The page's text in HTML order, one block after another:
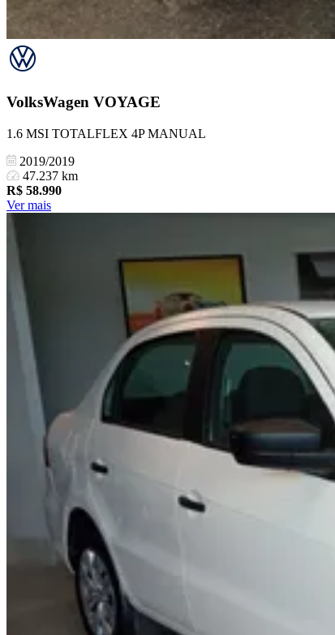
VolksWagen VOYAGE
1.6 MSI TOTALFLEX 4P MANUAL
2019/2019
47.237 km
R$ 58.990
Ver mais